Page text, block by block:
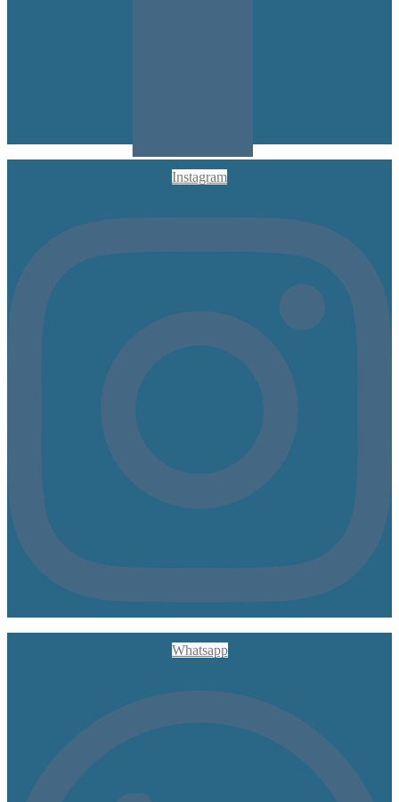
Instagram
Whatsapp